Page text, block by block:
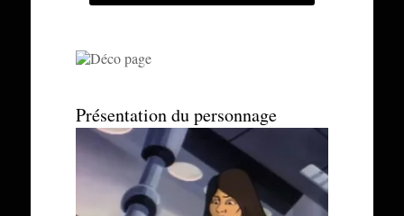
Présentation du personnage